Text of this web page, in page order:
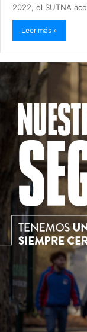
2022, el SUTNA
Leer más »